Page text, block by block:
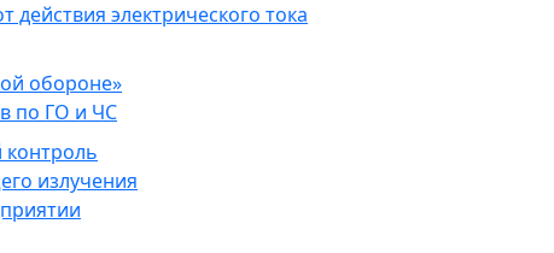
электрического тока
обороне»
по ГО и ЧС
излучения